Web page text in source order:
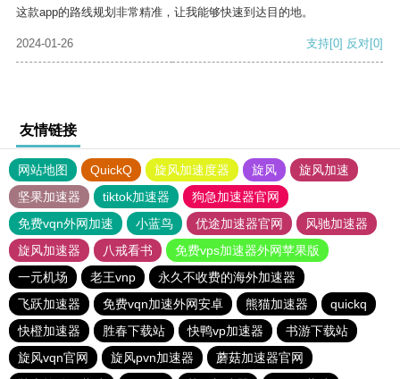
这款app的路线规划非常精准，让我能够快速到达目的地。
2024-01-26 支持[0] 反对[0]
友情链接
网站地图 QuickQ 旋风加速度器 旋风
旋风加速
坚果加速器
tiktok加速器
狗急加速器官网
免费vqn外网加速
小蓝鸟 优途加速器官网
风驰加速器
旋风加速器
八戒看书
免费vps加速器外网苹果版
一元机场
老王vnp
永久不收费的海外加速器
飞跃加速器
免费vqn加速外网安卓 熊猫加速器
quickq
快橙加速器
胜春下载站 快鸭vp加速器
书游下载站
旋风vqn官网
旋风pvn加速器
蘑菇加速器官网